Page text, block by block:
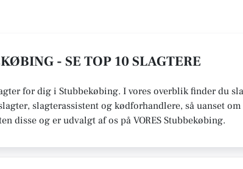
- SE TOP 10 SLAGTERE
for dig i Stubbekøbing. I vores overblik finder du
slagterassistent og kødforhandlere, så uanset
disse og er udvalgt af os på VORES Stubbekøbing.